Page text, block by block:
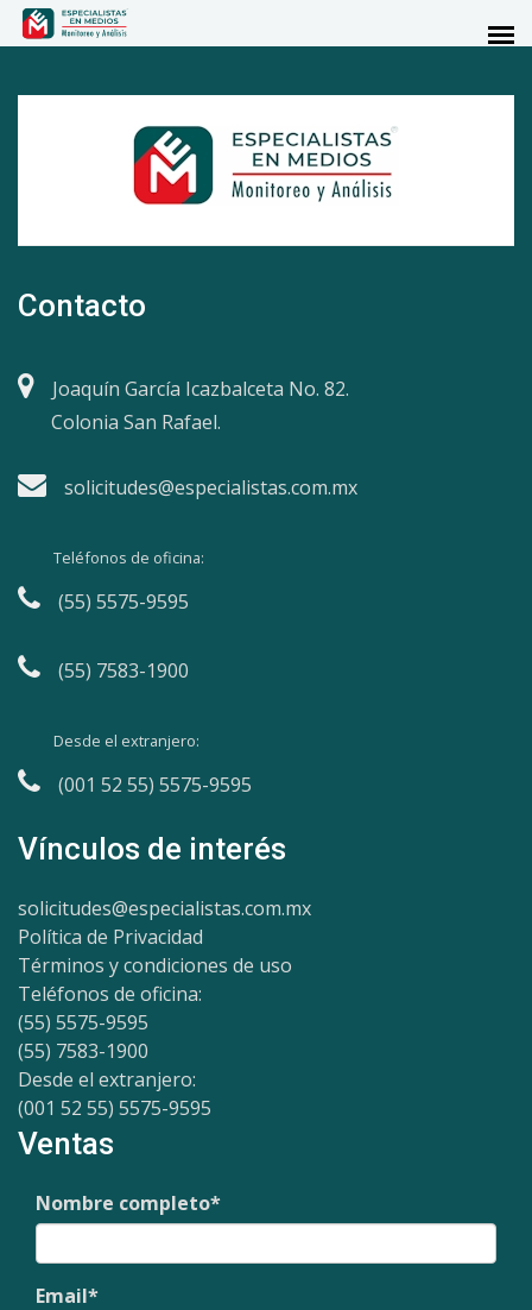
Contacto
Joaquín García Icazbalceta No. 82.
Colonia San Rafael.
solicitudes@especialistas.com.mx
Teléfonos de oficina:
(55) 5575-9595
(55) 7583-1900
Desde el extranjero:
(001 52 55) 5575-9595
Vínculos de interés
solicitudes@especialistas.com.mx
Política de Privacidad
Términos y condiciones de uso
Teléfonos de oficina:
(55) 5575-9595
(55) 7583-1900
Desde el extranjero:
(001 52 55) 5575-9595
Ventas
Nombre completo*
Email*